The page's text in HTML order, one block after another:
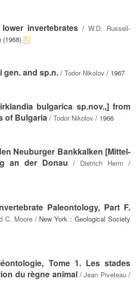
invertebrates / W.D. Russell-
gen. and sp.n. / Todor Nikolov / 1967
bulgarica sp.nov.,] from
of Bulgaria / Todor Nikolov / 1966
Neuburger Bankkalken [Mittel-
an der Donau / Dietrich Herm /
Paleontology, Part F.
C. Moore/ New York : Geological Society
Tome 1. Les stades
du règne animal/Jean Piveteau/